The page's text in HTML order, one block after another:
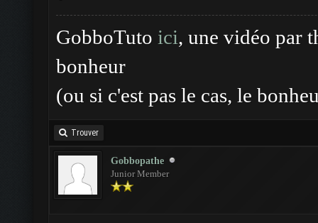
GobboTuto ici, une vidéo par
bonheur
(ou si c'est pas le cas, le
Trouver
Gobbopathe
Junior Member